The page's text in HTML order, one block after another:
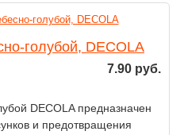
голубой, DECOLA
7.90 руб.
DECOLA предназначен
и предотвращения